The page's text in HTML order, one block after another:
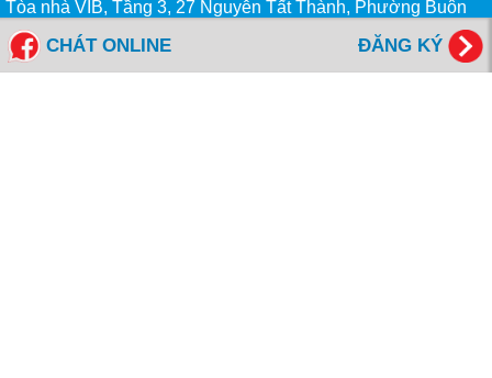
Tòa nhà VIB, Tầng 3, 27 Nguyễn Tất Thành, Phường Buôn
Ma Thuột, Đắk Lắk
--------------------------------------------
ĐĂNG KÝ
CHÁT ONLINE